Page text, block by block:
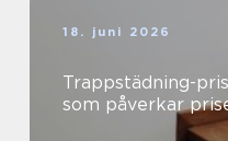
18. juni 2026
Trappstädning-
som påverkar